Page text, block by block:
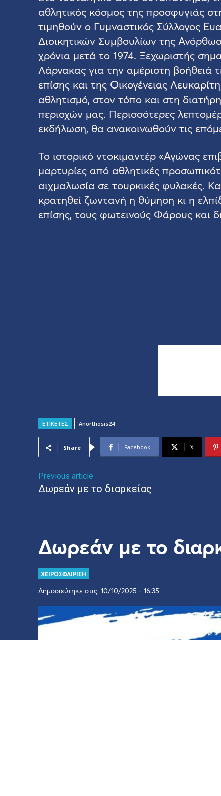
αθλητικός κόσμος της προσφυγιάς
τιμηθούν ο Γυμναστικός Σύλλογος
Διοικητικών Συμβουλίων της
χρόνια μετά το 1974. Ξεχωριστής
Λάρνακας για την αμέριστη βοήθειά
επίσης και της Οικογένειας
αθλητισμό, στον τόπο και στη
περιοχών μας. Περισσότερες
εκδήλωση, θα ανακοινωθούν τις
Το ιστορικό ντοκιμαντέρ «Αγώνας
μαρτυρίες από αθλητικές
αιχμαλωσία σε τουρκικές φυλακές.
κρατηθεί ζωντανή η θύμηση κι η
επίσης, τους φωτεινούς Φάρους και
ΕΤΙΚΕΤΕΣ Anorthosis24
Share Facebook X
Previous article
Δωρεάν με το διαρκείας